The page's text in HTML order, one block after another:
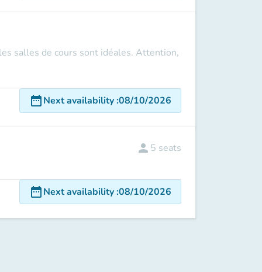
salles de cours sont idéales. Attention,
date_rangeNext availability:08/10/2026
person 5 seats
date_rangeNext availability:08/10/2026